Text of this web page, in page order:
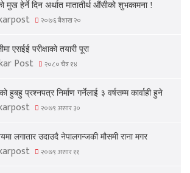
मुख हेर्ने दिन अर्थात मातातीर्थ औंसीको शुभकामना !
२०७६ बैशाख २०
एसईई परीक्षाको तयारी पूरा
Post २०८० चैत्र १४
हुबहु प्रश्नपत्र निर्माण गर्नेलाई ३ वर्षसम्म कार्वाही हुने
२०७९ असार ३०
लगातार उदाउदै नेपालगन्जकी मौसमी राना मगर
२०७९ असार ११